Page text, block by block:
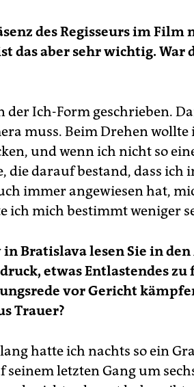
des Regisseurs im Film
das aber sehr wichtig. War
der Ich-Form geschrieben.
muss. Beim Drehen
und wenn ich nicht so
die darauf bestand, dass ich
immer angewiesen hat,
ich mich bestimmt weniger
Bratislava lesen Sie in
etwas Entlastendes zu
vor Gericht
Trauer?
hatte ich nachts so ein
letzten Gang um